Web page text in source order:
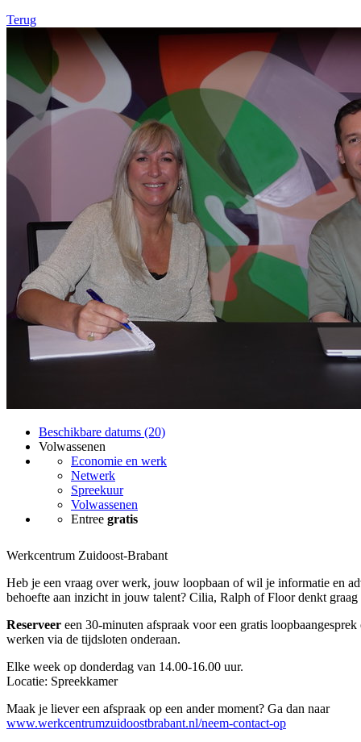
Terug
Beschikbare datums (20)
Volwassenen
Economie en werk
Netwerk
Spreekuur
Volwassenen
Entree gratis
Werkcentrum Zuidoost-Brabant
Heb je een vraag over werk, jouw loopbaan of wil je informatie en
behoefte aan inzicht in jouw talent? Cilia, Ralph of Floor denkt graag
Reserveer een 30-minuten afspraak voor een gratis
werken via de tijdsloten onderaan.
Elke week op donderdag van 14.00-16.00 uur.
Locatie: Spreekkamer
Maak je liever een afspraak op een ander moment? Ga dan naar
www.werkcentrumzuidoostbrabant.nl/neem-contact-op